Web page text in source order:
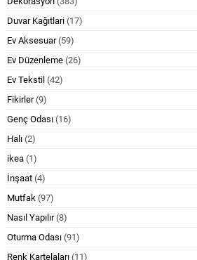
Duvar Kağıtlari (17)
Ev Aksesuar(59)
Ev Düzenleme (26)
Ev Tekstil (42)
Fikirler(9)
Genç Odası (16)
Halı (2)
ikea (1)
İnşaat (4)
Mutfak (97)
Nasıl Yapılır(8)
Oturma Odası (91)
Renk Kartelaları (11)